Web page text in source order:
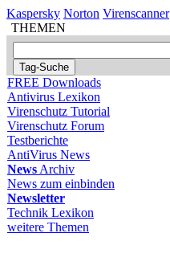
Kaspersky Norton Virenscanner
THEMEN
FREE Downloads
Antivirus Lexikon
Virenschutz Tutorial
Virenschutz Forum
Testberichte
AntiVirus News
News Archiv
News zum einbinden
Newsletter
Technik Lexikon
weitere Themen